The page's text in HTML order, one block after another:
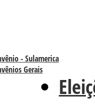
- Sulamerica
Gerais